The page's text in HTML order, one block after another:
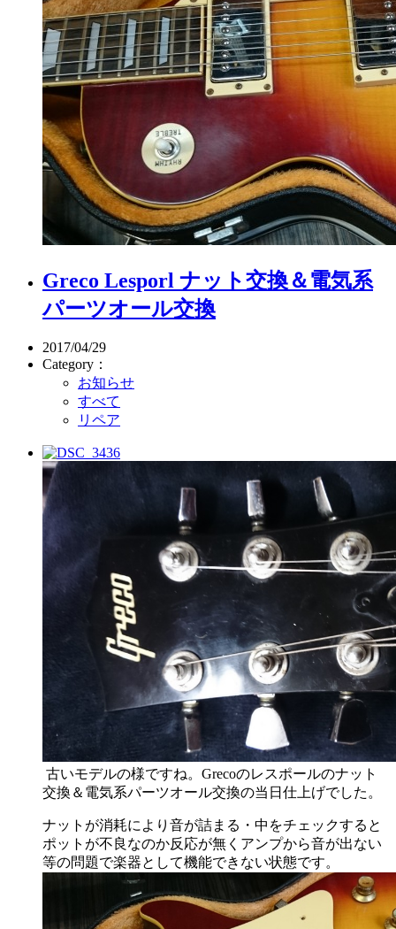
Greco Lesporl ナット交換＆電気系
パーツオール交換
2017/04/29
Category：
お知らせ
すべて
リペア
古いモデルの様ですね。Grecoのレスポールのナット
交換＆電気系パーツオール交換の当日仕上げでした。
ナットが消耗により音が詰まる・中をチェックすると
ポットが不良なのか反応が無くアンプから音が出ない
等の問題で楽器として機能できない状態です。